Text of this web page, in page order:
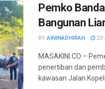
Pemko
Bangunan
BY AININADHIRAH 23
MASAKINI.CO –
penertiban dan
kawasan Jalan